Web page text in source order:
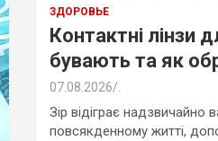
ЗДОРОВЬЕ
Контактні лінзи
бувають та як
07.08.2026
Зір відіграє надзвичайно
повсякденному житті,